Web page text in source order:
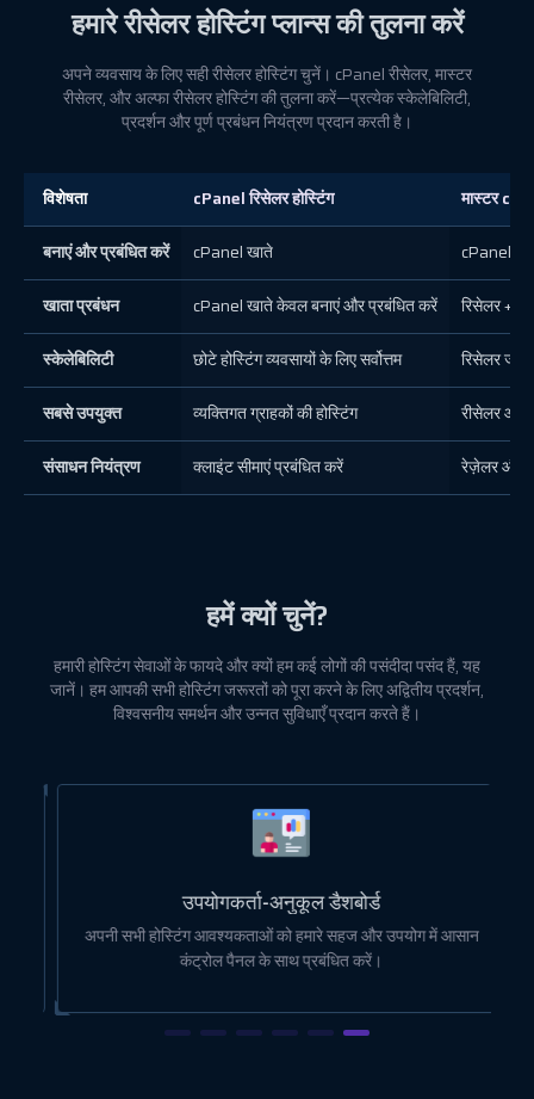
हमारे रीसेलर होस्टिंग प्लान्स की तुलना करें
अपने व्यवसाय के लिए सही रीसेलर होस्टिंग चुनें। cPanel रीसेलर, मास्टर
रीसेलर, और अल्फा रीसेलर होस्टिंग की तुलना करें—प्रत्येक स्केलेबिलिटी,
प्रदर्शन और पूर्ण प्रबंधन नियंत्रण प्रदान करती है।
विशेषता cPanel रिसेलर होस्टिंग मास्टर
बनाएं और प्रबंधित करें cPanel खाते cPanel +
खाता प्रबंधन cPanel खाते केवल बनाएं और प्रबंधित करें रिसेलर +
स्केलेबिलिटी छोटे होस्टिंग व्यवसायों के लिए सर्वोत्तम रिसेलर
सबसे उपयुक्त व्यक्तिगत ग्राहकों की होस्टिंग रीसेलर और
संसाधन नियंत्रण क्लाइंट सीमाएं प्रबंधित करें रेज़ेलर और
हमें क्यों चुनें?
हमारी होस्टिंग सेवाओं के फायदे और क्यों हम कई लोगों की पसंदीदा पसंद हैं, यह
जानें। हम आपकी सभी होस्टिंग जरूरतों को पूरा करने के लिए अद्वितीय प्रदर्शन,
विश्वसनीय समर्थन और उन्नत सुविधाएँ प्रदान करते हैं।
उपयोगकर्ता-अनुकूल डैशबोर्ड
अपनी सभी होस्टिंग आवश्यकताओं को हमारे सहज और उपयोग में आसान
कंट्रोल पैनल के साथ प्रबंधित करें।